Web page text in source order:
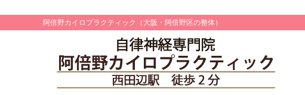
阿倍野カイロプラクティック（大阪・阿倍野区の整体）